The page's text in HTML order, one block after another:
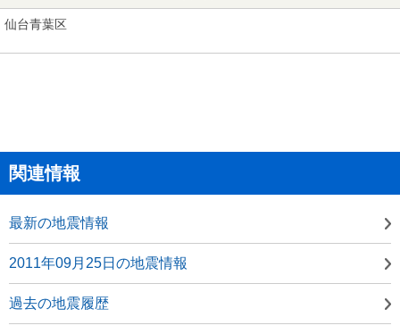
仙台青葉区
関連情報
最新の地震情報
2011年09月25日の地震情報
過去の地震履歴